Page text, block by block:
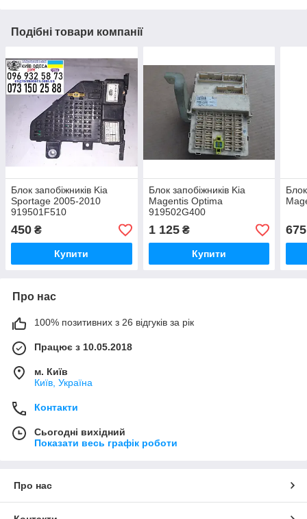
Подібні товари компанії
Блок запобіжників Kia
Sportage 2005-2010
919501F510
450 ₴
Купити
Блок запобіжників Kia
Magentis Optima
919502G400
1 125₴
Купити
675
Про нас
100% позитивних з 26 відгуків за рік
Працює з 10.05.2018
м. Київ
Київ, Україна
Контакти
Сьогодні вихідний
Показати весь графік роботи
Про нас